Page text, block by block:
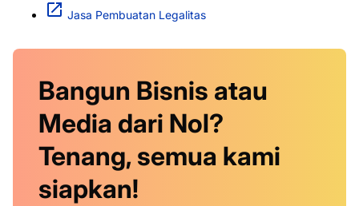
Jasa Pembuatan Legalitas
Bangun Bisnis atau
Media dari Nol?
Tenang, semua kami
siapkan!